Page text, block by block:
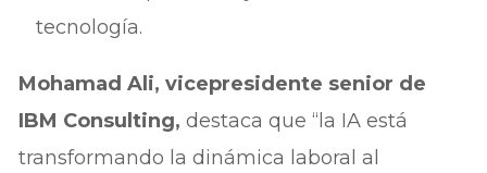
tecnología.
Mohamad Ali, vicepresidente senior de
IBM Consulting, destaca que “la IA está
transformando la dinámica laboral al